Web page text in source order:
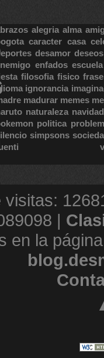
alegria alma
caracter casa
deportes desamor deseos
enfados escuela
filosofia fisico
ignorancia
madurar memes
naturaleza navidad
politica
simpsons
visitas:
|
en la